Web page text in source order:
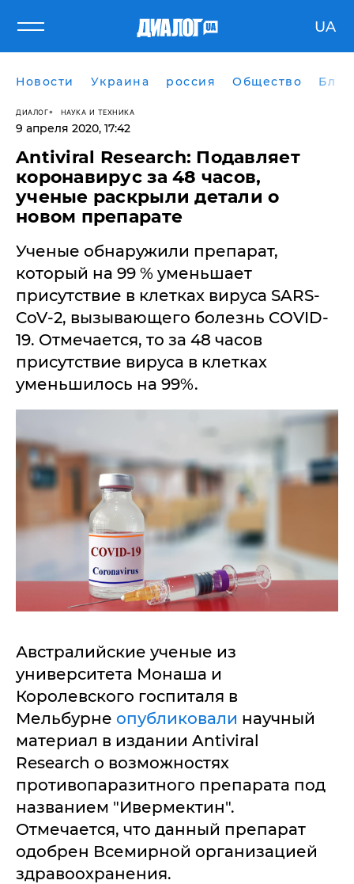
UA
Новости Украина россия Общество
ДИАЛОГ НАУКА И ТЕХНИКА
9 апреля 2020, 17:42
Antiviral Research: Подавляет
коронавирус за 48 часов,
ученые раскрыли детали о
новом препарате
Ученые обнаружили препарат,
который на 99 % уменьшает
присутствие в клетках вируса SARS-
CoV-2, вызывающего болезнь COVID-
19. Отмечается, то за 48 часов
присутствие вируса в клетках
уменьшилось на 99%.
Австралийские ученые из
университета Монаша и
Королевского госпиталя в
Мельбурне опубликовали научный
материал в издании Antiviral
Research о возможностях
противопаразитного препарата под
названием "Ивермектин".
Отмечается, что данный препарат
одобрен Всемирной организацией
здравоохранения.